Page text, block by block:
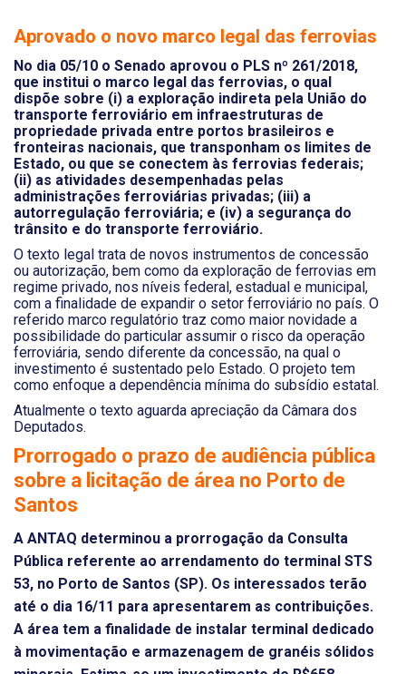
Aprovado o novo marco legal das ferrovias
No dia 05/10 o Senado aprovou o PLS nº 261/2018,
que institui o marco legal das ferrovias, o qual
dispõe sobre (i) a exploração indireta pela União do
transporte ferroviário em infraestruturas de
propriedade privada entre portos brasileiros e
fronteiras nacionais, que transponham os limites de
Estado, ou que se conectem às ferrovias federais;
(ii) as atividades desempenhadas pelas
administrações ferroviárias privadas; (iii) a
autorregulação ferroviária; e (iv) a segurança do
trânsito e do transporte ferroviário.
O texto legal trata de novos instrumentos de concessão
ou autorização, bem como da exploração de ferrovias em
regime privado, nos níveis federal, estadual e municipal,
com a finalidade de expandir o setor ferroviário no país. O
referido marco regulatório traz como maior novidade a
possibilidade do particular assumir o risco da operação
ferroviária, sendo diferente da concessão, na qual o
investimento é sustentado pelo Estado. O projeto tem
como enfoque a dependência mínima do subsídio estatal.
Atualmente o texto aguarda apreciação da Câmara dos
Deputados.
Prorrogado o prazo de audiência pública
sobre a licitação de área no Porto de
Santos
A ANTAQ determinou a prorrogação da Consulta
Pública referente ao arrendamento do terminal STS
53, no Porto de Santos (SP). Os interessados terão
até o dia 16/11 para apresentarem as contribuições.
A área tem a finalidade de instalar terminal dedicado
à movimentação e armazenagem de granéis sólidos